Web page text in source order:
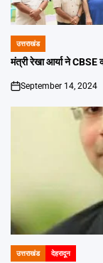
POSTED
IN
उत्तराखंड
मंत्री रेखा आर्या ने CBSE
on
September 14, 2024
POSTED
उत्तराखंड देहरादून